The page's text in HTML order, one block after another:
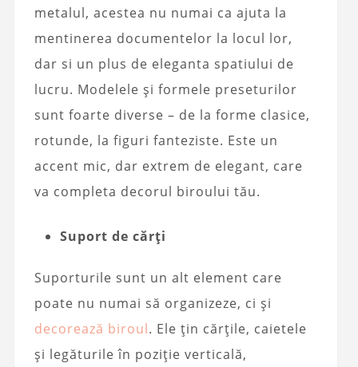
metalul, acestea nu numai ca ajuta la
mentinerea documentelor la locul lor,
dar si un plus de eleganta spatiului de
lucru. Modelele și formele preseturilor
sunt foarte diverse – de la forme clasice,
rotunde, la figuri fanteziste. Este un
accent mic, dar extrem de elegant, care
va completa decorul biroului tău.
Suport de cărți
Suporturile sunt un alt element care
poate nu numai să organizeze, ci și
decorează biroul. Ele țin cărțile, caietele
și legăturile în poziție verticală,